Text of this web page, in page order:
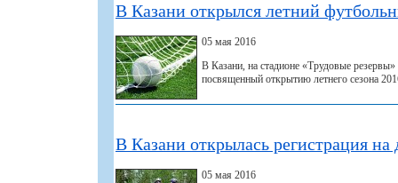
В Казани открылся летний
05 мая 2016
В Казани, на стадионе «Трудовые
посвященный открытию летнего сезона
В Казани открылась регистрация на
05 мая 2016